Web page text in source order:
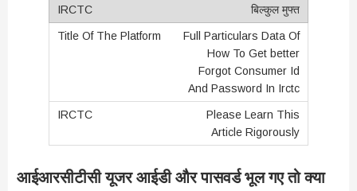
बिल्कुल मुफ्त
Full Particulars Data Of
How To Get better
Forgot Consumer Id
And Password In Irctc
Please Learn This
Article Rigorously
आईआरसीटीसी यूजर आईडी और पासवर्ड भूल गए तो क्या